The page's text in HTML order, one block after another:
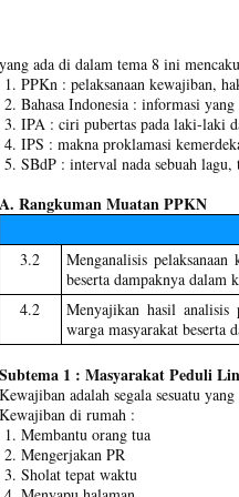
yang ada di dalam tema 8 ini
PPKn : pelaksanaan kewajiban,
Bahasa Indonesia : informasi
IPA : ciri pubertas pada laki-laki
IPS : makna proklamasi
SBdP : interval nada sebuah
A. Rangkuman Muatan PPKN
3.2
Menganalisis
beserta dampaknya dalam
4.2
Menyajikan hasil analisis
warga masyarakat beserta
Subtema 1 : Masyarakat Peduli
Kewajiban adalah segala sesuatu
Kewajiban di rumah :
Membantu orang tua
Mengerjakan PR
Sholat tepat waktu